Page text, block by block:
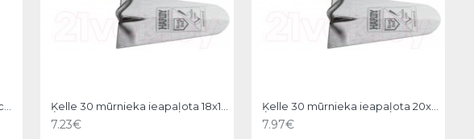
7.23€ 7.97€